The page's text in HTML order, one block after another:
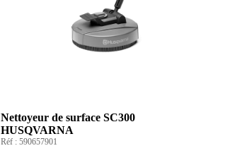
Nettoyeur de surface SC300
HUSQVARNA
Réf :590657901